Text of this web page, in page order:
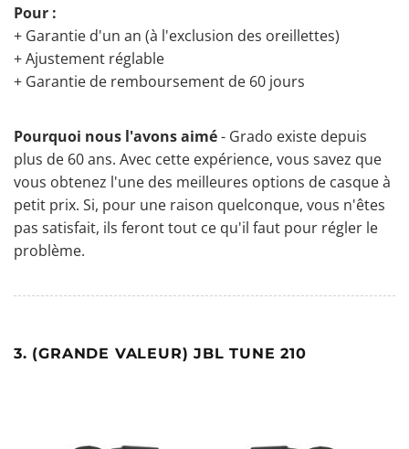
Pour :
+ Garantie d'un an (à l'exclusion des oreillettes)
+ Ajustement réglable
+ Garantie de remboursement de 60 jours
Pourquoi nous l'avons aimé- Grado existe depuis
plus de 60 ans. Avec cette expérience, vous savez que
vous obtenez l'une des meilleures options de casque à
petit prix. Si, pour une raison quelconque, vous n'êtes
pas satisfait, ils feront tout ce qu'il faut pour régler le
problème.
3. (GRANDE VALEUR) JBL TUNE 210